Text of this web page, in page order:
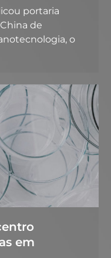
portaria
de
o
em